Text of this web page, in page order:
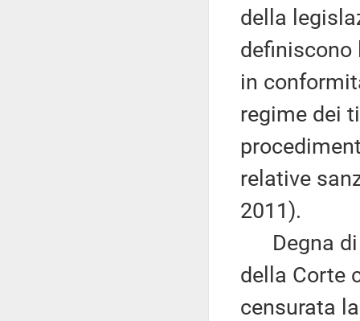
della
definiscono
in
regime dei
relative
2011).
Degna di
della Corte
censurata